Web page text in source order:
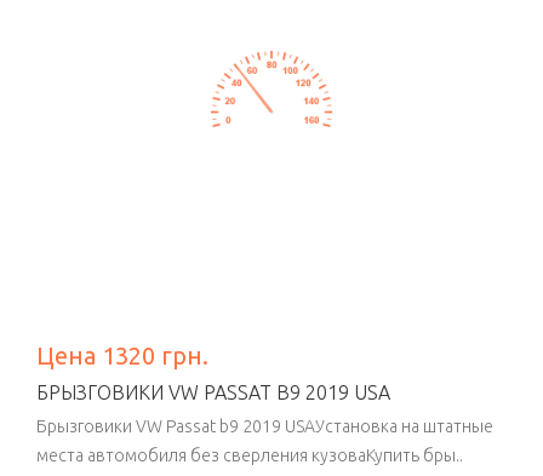
Цена 1320 грн.
БРЫЗГОВИКИ VW PASSAT B9 2019 USA
Брызговики VW Passat b9 2019 USAУстановка на штатные
места автомобиля без сверления кузоваКупить бры..